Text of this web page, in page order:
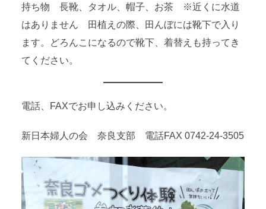
持ち物 長靴、タオル、帽子、お茶 ※近くに水道
はありません 田植えの際、田んぼには靴下で入り
ます。どろんこになるので靴下、着替えも持ってき
てください。
電話、FAXでお申し込みください。
新日本婦人の会 奈良支部 電話FAX 0742-24-3505